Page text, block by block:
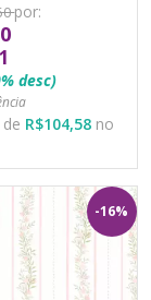
por:
desc)
de R$104,58 no
-16%